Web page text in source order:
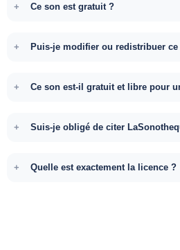
Ce son est gratuit ?
Puis-je modifier ou redistribuer
Ce son est-il gratuit et libre pour
Suis-je obligé de citer
Quelle est exactement la licence ?